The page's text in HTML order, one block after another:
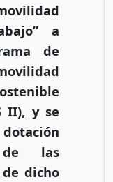
a
de
II), y se
de las
dicho